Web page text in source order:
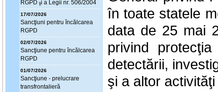
RGPD şi a Legii nr. 506/2004
17/07/2026
Sancţiuni pentru încălcarea
RGPD
02/07/2026
Sancţiune pentru încălcarea
RGPD
01/07/2026
Sancţiune - prelucrare
transfrontalieră
în toate statele
data de 25 mai
privind
detectării,
şi a altor